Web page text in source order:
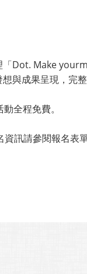
Dot. Make
與成果呈現，完
全程免費。
資訊請參閱報名表